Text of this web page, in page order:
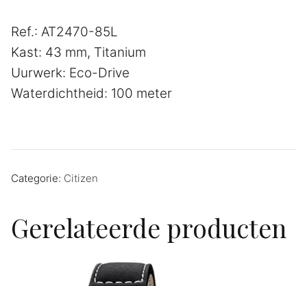
Ref.: AT2470-85L
Kast: 43 mm, Titanium
Uurwerk: Eco-Drive
Waterdichtheid: 100 meter
Categorie: Citizen
Gerelateerde producten